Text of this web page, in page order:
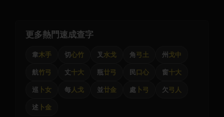
更多熱門速成查字
韋木手 切心竹 叉 水戈 角弓土 州 戈中
航竹弓 丈十大 瓶廿弓 民口心 窗十大
巡 卜女 每人戈 並廿金 處 卜弓 欠弓人
述 卜金